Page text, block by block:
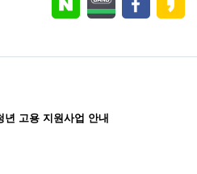
년 고용 지원사업 안내